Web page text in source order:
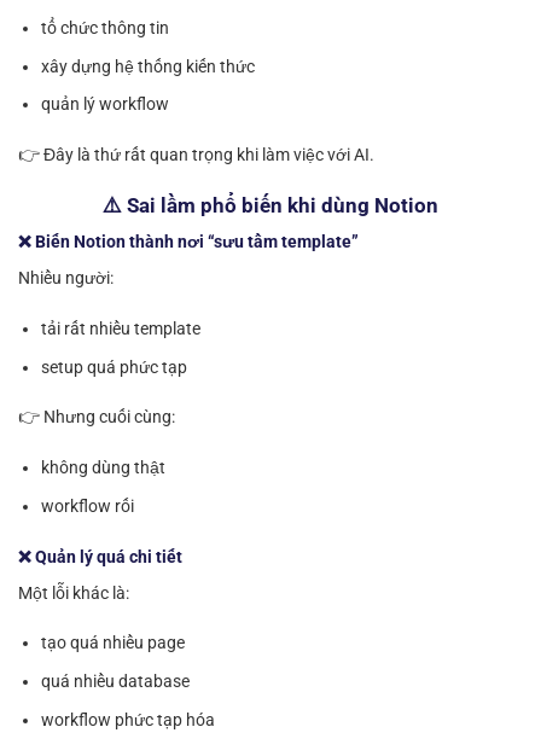
tổ chức thông tin
xây dựng hệ thống kiến thức
quản lý workflow
👉 Đây là thứ rất quan trọng khi làm việc với AI.
⚠️ Sai lầm phổ biến khi dùng Notion
❌ Biến Notion thành nơi “sưu tầm template”
Nhiều người:
tải rất nhiều template
setup quá phức tạp
👉 Nhưng cuối cùng:
không dùng thật
workflow rối
❌ Quản lý quá chi tiết
Một lỗi khác là:
tạo quá nhiều page
quá nhiều database
workflow phức tạp hóa